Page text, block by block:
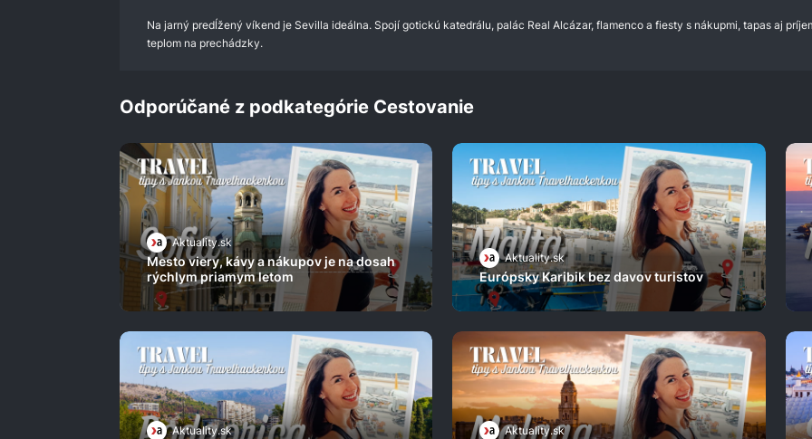
Na jarný predĺžený víkend je Sevilla ideálna. Spojí gotickú katedrálu, palác Real Alcázar, flamenco a fiesty s nákupmi, tapas aj
teplom na prechádzky.
Odporúčané z podkategórie Cestovanie
Aktuality.sk
Mesto viery, kávy a nákupov je na dosah
rýchlym priamym letom
Aktuality.sk
Európsky Karibik bez davov turistov
Aktuality.sk Aktuality.sk